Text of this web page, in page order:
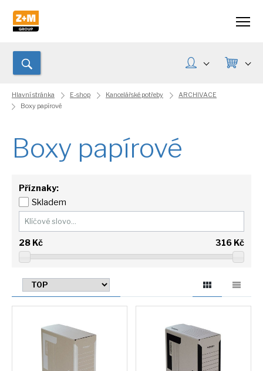
Hlavní stránka E-shop Kancelářské potřeby
ARCHIVACE
Boxy papírové
Boxy papírové
Příznaky:
Skladem
28Kč 316 Kč